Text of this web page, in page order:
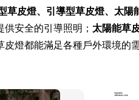
草皮燈、引導型草皮燈、太陽
安全的引導照明； 太陽能草
燈都能滿足各種戶外環境的